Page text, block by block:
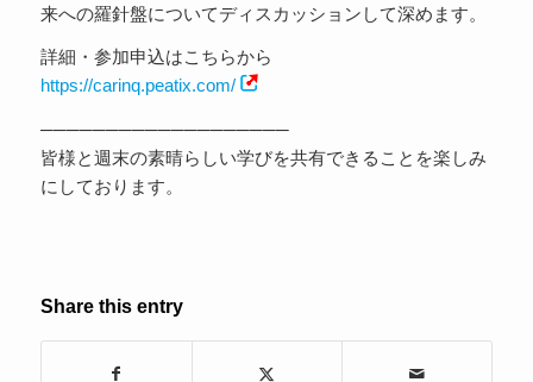
来への羅針盤についてディスカッションして深めます。
詳細・参加申込はこちらから
https://carinq.peatix.com/
───────────────────
皆様と週末の素晴らしい学びを共有できることを楽しみ
にしております。
Share this entry